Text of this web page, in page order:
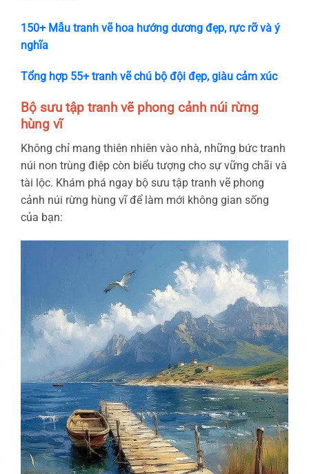
150+ Mẫu tranh vẽ hoa hướng dương đẹp, rực rỡ và ý
nghĩa
Tổng hợp 55+ tranh vẽ chú bộ đội đẹp, giàu cảm xúc
Bộ sưu tập tranh vẽ phong cảnh núi rừng
hùng vĩ
Không chỉ mang thiên nhiên vào nhà, những bức tranh
núi non trùng điệp còn biểu tượng cho sự vững chãi và
tài lộc. Khám phá ngay bộ sưu tập tranh vẽ phong
cảnh núi rừng hùng vĩ để làm mới không gian sống
của bạn: